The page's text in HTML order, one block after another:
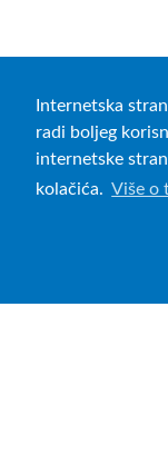
Internetska
radi boljeg
internetske
kolačića. Više o